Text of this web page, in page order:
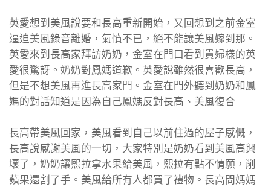
英愛想到美風說要和長高重新開始，又回想到之前金室
逼迫美風錄音離婚，氣憤不已，絕不能讓美風嫁到那。
英愛來到長高家拜訪奶奶，金室在門口看到貴婦樣的英
愛很驚訝。奶奶對鳳媽道歉。英愛說雖然很喜歡長高，
但是不想美風再進長高家門。金室在門外聽到奶奶和鳳
媽的對話知道是因為自己鳳媽反對長高、美風復合
長高帶美風回家，美風看到自己以前住過的屋子感慨，
長高說感謝美風的一切，大家特別是奶奶看到美風高興
壞了，奶奶讓熙拉拿水果給美風，熙拉有點不情願，削
蘋果還割了手。美風給所有人都買了禮物。長高問媽媽